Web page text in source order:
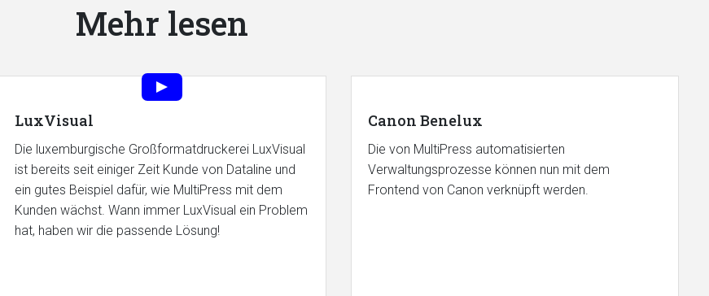
Mehr lesen
LuxVisual
Die luxemburgische Großformatdruckerei LuxVisual
ist bereits seit einiger Zeit Kunde von Dataline und
ein gutes Beispiel dafür, wie MultiPress mit dem
Kunden wächst. Wann immer LuxVisual ein Problem
hat, haben wir die passende Lösung!
Canon Benelux
Die von MultiPress automatisierten
Verwaltungsprozesse können nun mit dem
Frontend von Canon verknüpft werden.